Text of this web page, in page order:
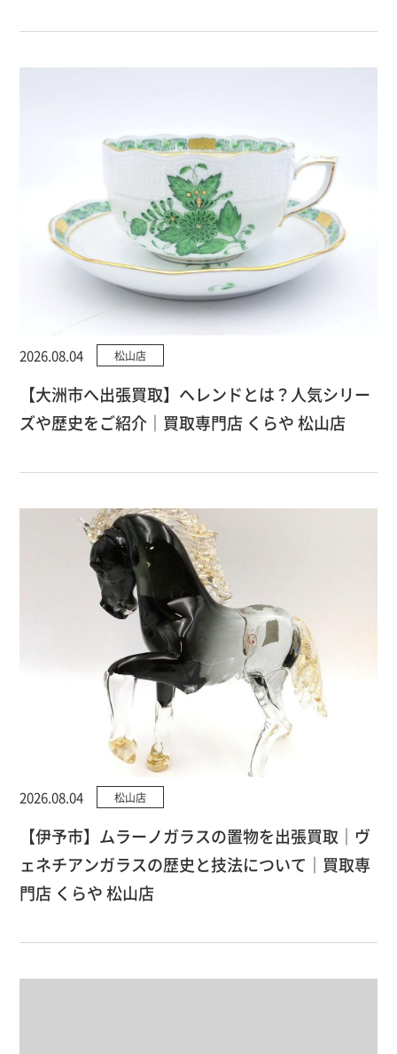
2026.08.04 松山店
【大洲市へ出張買取】ヘレンドとは？人気シリー
ズや歴史をご紹介｜買取専門店 くらや 松山店
2026.08.04 松山店
【伊予市】ムラーノガラスの置物を出張買取｜ヴ
ェネチアンガラスの歴史と技法について｜買取専
門店 くらや 松山店